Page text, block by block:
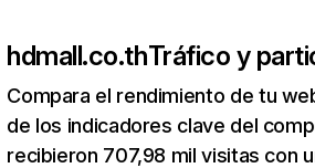
hdmall.co.thTráfico y
Compara el rendimiento de tu
de los indicadores clave del
recibieron 707,98 mil visitas con